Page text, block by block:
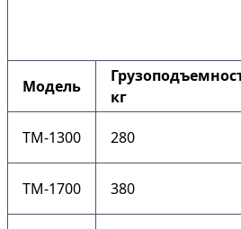
Модель
кг
ТМ-1300 280
ТМ-1700 380